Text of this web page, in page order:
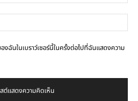
งฉันในเบราว์เซอร์นี้ในครั้งต่อไปที่ฉันแสดงความ